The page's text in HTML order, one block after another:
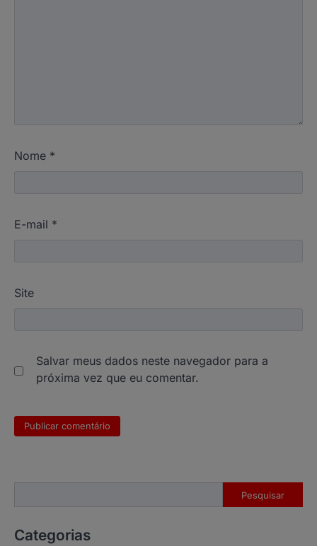
Nome *
E-mail *
Site
Salvar meus dados neste navegador para a
próxima vez que eu comentar.
Pesquisar
Categorias